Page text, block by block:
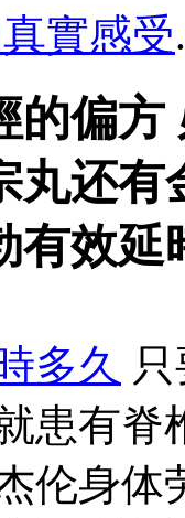
實感受.
的偏
丸还
有效延
多久
患有
伦身体